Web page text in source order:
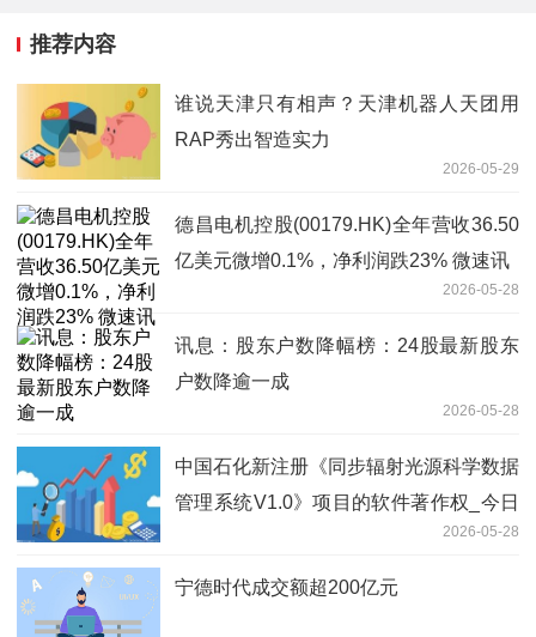
推荐内容
谁说天津只有相声？天津机器人天团用
RAP秀出智造实力
2026-05-29
德昌电机控股(00179.HK)全年营收36.50
亿美元微增0.1%，净利润跌23% 微速讯
2026-05-28
讯息：股东户数降幅榜：24股最新股东
户数降逾一成
2026-05-28
中国石化新注册《同步辐射光源科学数据
管理系统V1.0》项目的软件著作权_今日
2026-05-28
宁德时代成交额超200亿元